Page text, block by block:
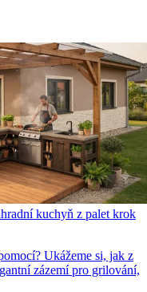
kuchyň z palet krok
Ukážeme si, jak z
zázemí pro grilování,